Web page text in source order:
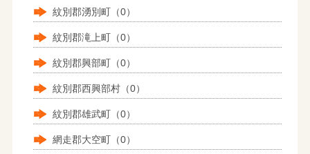
紋別郡湧別町（0）
紋別郡滝上町（0）
紋別郡興部町（0）
紋別郡西興部村（0）
紋別郡雄武町（0）
網走郡大空町（0）